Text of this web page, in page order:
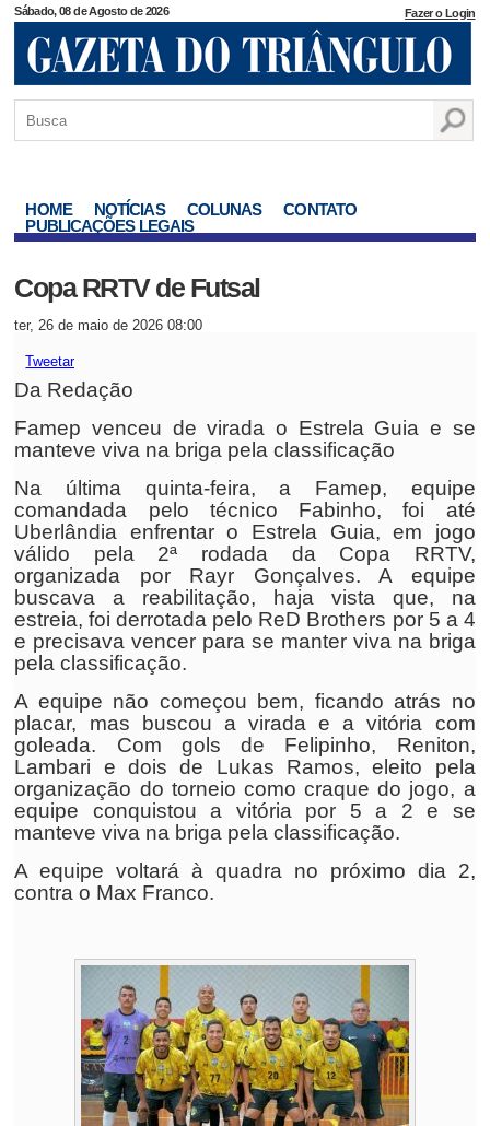
Sábado, 08 de Agosto de 2026 Fazer o Login
HOME NOTÍCIAS COLUNAS
CONTATO
PUBLICAÇÕES LEGAIS
Copa RRTV de Futsal
ter, 26 de maio de 2026 08:00
Tweetar
Da Redação
Famep venceu de virada o Estrela Guia e se
manteve viva na briga pela classificação
Na última quinta-feira, a Famep, equipe
comandada pelo técnico Fabinho, foi até
Uberlândia enfrentar o Estrela Guia, em jogo
válido pela 2ª rodada da Copa RRTV,
organizada por Rayr Gonçalves. A equipe
buscava a reabilitação, haja vista que, na
estreia, foi derrotada pelo ReD Brothers por 5 a 4
e precisava vencer para se manter viva na briga
pela classificação.
A equipe não começou bem, ficando atrás no
placar, mas buscou a virada e a vitória com
goleada. Com gols de Felipinho, Reniton,
Lambari e dois de Lukas Ramos, eleito pela
organização do torneio como craque do jogo, a
equipe conquistou a vitória por 5 a 2 e se
manteve viva na briga pela classificação.
A equipe voltará à quadra no próximo dia 2,
contra o Max Franco.